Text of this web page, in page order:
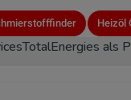
TotalEnergies als
Heizöl